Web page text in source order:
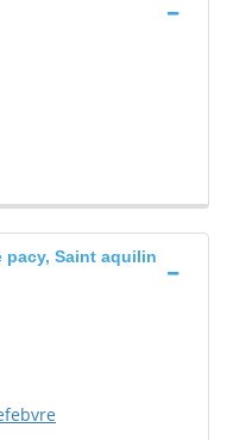
pacy, Saint aquilin